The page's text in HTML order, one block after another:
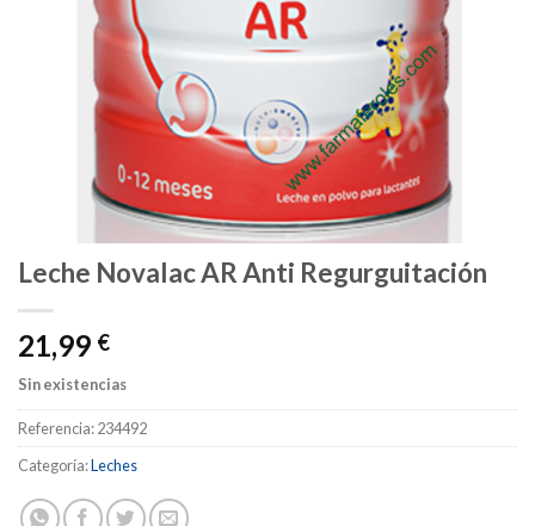
Leche Novalac AR Anti Regurguitación
21,99 €
Sin existencias
Referencia:234492
Categoría:Leches